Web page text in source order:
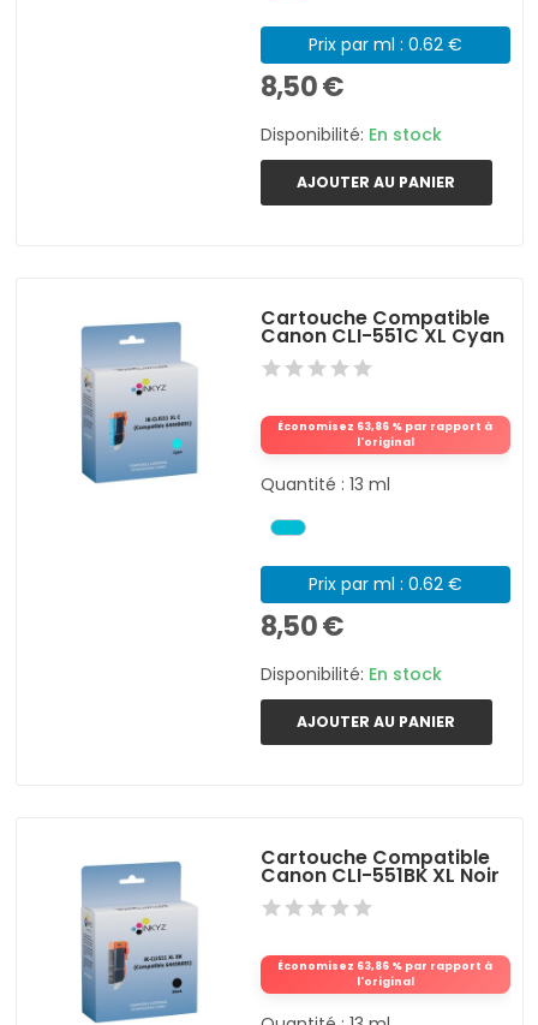
Prix par ml : 0.62 €
8,50 €
Disponibilité: En stock
AJOUTER AU PANIER
Cartouche Compatible
Canon CLI-551C XL Cyan
Économisez 63,86 % par rapport à
l'original
Quantité : 13 ml
Prix par ml : 0.62 €
8,50 €
Disponibilité: En stock
AJOUTER AU PANIER
Cartouche Compatible
Canon CLI-551BK XL Noir
Économisez 63,86 % par rapport à
l'original